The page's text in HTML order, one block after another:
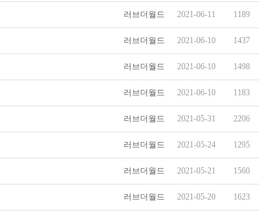
러브더월드 2021-06-11 1189
러브더월드 2021-06-10 1437
러브더월드 2021-06-10 1498
러브더월드 2021-06-10 1183
러브더월드 2021-05-31 2206
러브더월드 2021-05-24 1295
러브더월드 2021-05-21 1560
러브더월드 2021-05-20 1623